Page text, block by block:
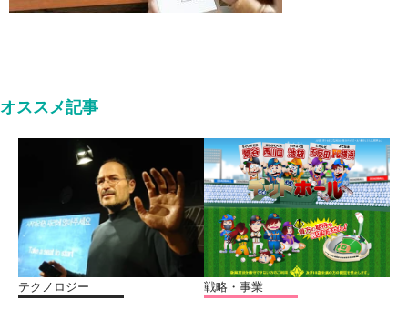
オススメ記事
テクノロジー 戦略・事業